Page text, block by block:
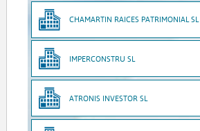
CHAMARTIN RAICES PATRIMONIAL SL
IMPERCONSTRU SL
ATRONIS INVESTOR SL